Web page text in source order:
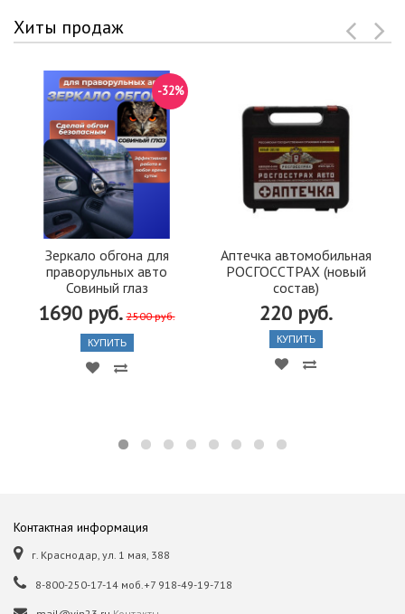
Хиты продаж
Зеркало обгона для
праворульных авто
Совиный глаз
1690 руб. 2500 руб.
-32%
КУПИТЬ
Аптечка автомобильная
РОСГОССТРАХ (новый
состав)
220 руб.
КУПИТЬ
Контактная информация
г. Краснодар, ул. 1 мая, 388
8-800-250-17-14 моб.+7 918-49-19-718